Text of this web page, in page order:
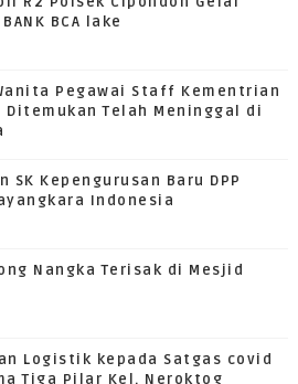
BCA lake
Pegawai Staff Kementrian
Ditemukan Telah Meninggal di
SK Kepengurusan Baru DPP
Indonesia
Nangka Terisak di Mesjid
Logistik kepada Satgas covid
Tiga Pilar Kel. Neroktog